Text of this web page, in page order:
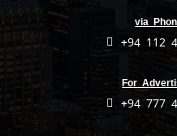
via
+94 112
For
+94 777